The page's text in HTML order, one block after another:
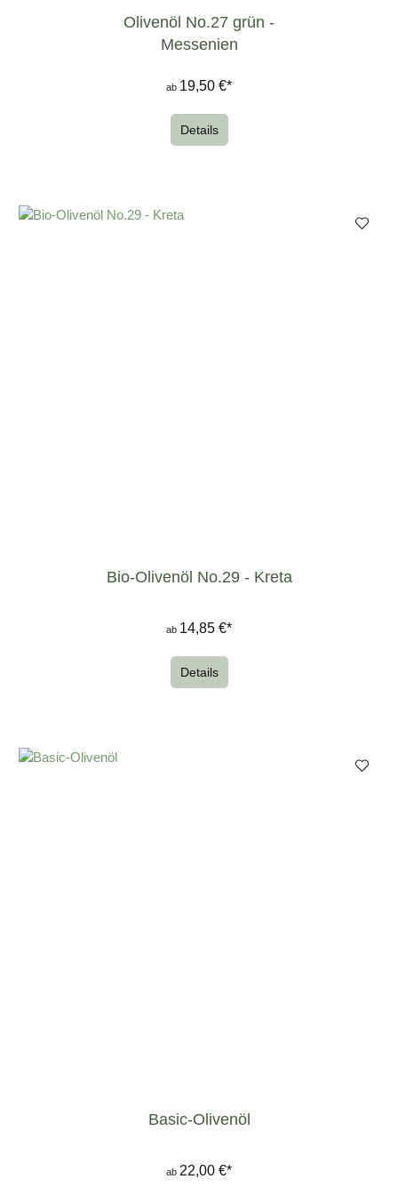
Olivenöl No.27 grün -
Messenien
ab 19,50 €*
Details
Bio-Olivenöl No.29 - Kreta
ab 14,85 €*
Details
Basic-Olivenöl
ab 22,00 €*